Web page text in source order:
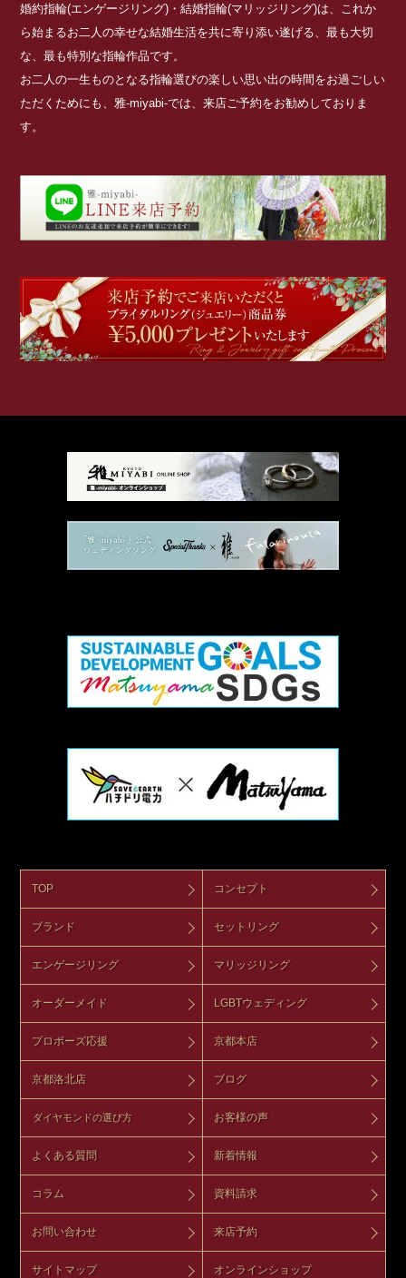
婚約指輪(エンゲージリング)・結婚指輪(マリッジリング)は、これか
ら始まるお二人の幸せな結婚生活を共に寄り添い遂げる、最も大切
な、最も特別な指輪作品です。
お二人の一生ものとなる指輪選びの楽しい思い出の時間をお過ごしい
ただくためにも、雅-miyabi-では、来店ご予約をお勧めしておりま
す。
TOP コンセプト
ブランド セットリング
エンゲージリング マリッジリング
オーダーメイド LGBTウェディング
プロポーズ応援 京都本店
京都洛北店 ブログ
ダイヤモンドの選び方 お客様の声
よくある質問 新着情報
コラム 資料請求
お問い合わせ 来店予約
サイトマップ オンラインショップ